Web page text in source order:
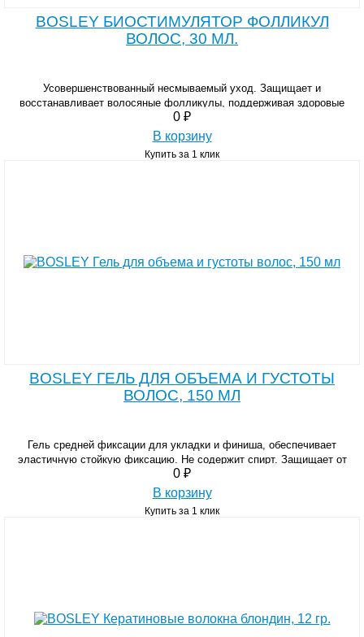
BOSLEY БИОСТИМУЛЯТОР ФОЛЛИКУЛ
ВОЛОС, 30 МЛ.
Усовершенствованный несмываемый уход. Защищает и
восстанавливает волосяные фолликулы, поддерживая здоровые
функции истонченных волос.
0 ₽
В корзину
Купить за 1 клик
BOSLEY ГЕЛЬ ДЛЯ ОБЪЕМА И ГУСТОТЫ
ВОЛОС, 150 МЛ
Гель средней фиксации для укладки и финиша, обеспечивает
эластичную стойкую фиксацию. Не содержит спирт. Защищает от
влаги и неблагоприятного воздействия высоких температур.
0 ₽
В корзину
Купить за 1 клик